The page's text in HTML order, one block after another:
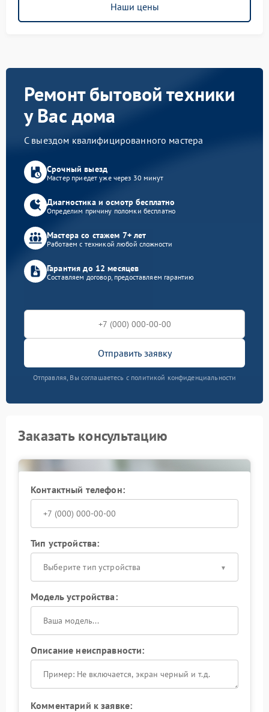
Наши цены
Ремонт бытовой техники
у Вас дома
С выездом квалифицированного мастера
Срочный выезд
Мастер приедет уже через 30 минут
Диагностика и осмотр бесплатно
Определим причину поломки бесплатно
Мастера со стажем 7+ лет
Работаем с техникой любой сложности
Гарантия до 12 месяцев
Составляем договор, предоставляем гарантию
Отправить заявку
Отправляя, Вы соглашаетесь с политикой конфиденциальности
Заказать консультацию
Контактный телефон:
Тип устройства:
Выберите тип устройства
Модель устройства:
Описание неисправности:
Комментарий к заявке: